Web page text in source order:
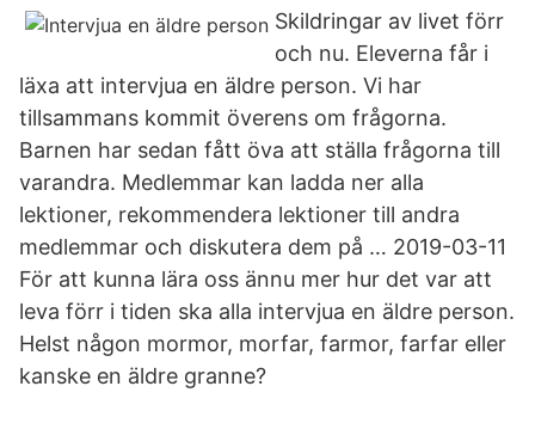
Skildringar av livet förr
och nu. Eleverna får i
läxa att intervjua en äldre person. Vi har
tillsammans kommit överens om frågorna.
Barnen har sedan fått öva att ställa frågorna till
varandra. Medlemmar kan ladda ner alla
lektioner, rekommendera lektioner till andra
medlemmar och diskutera dem på … 2019-03-11
För att kunna lära oss ännu mer hur det var att
leva förr i tiden ska alla intervjua en äldre person.
Helst någon mormor, morfar, farmor, farfar eller
kanske en äldre granne?